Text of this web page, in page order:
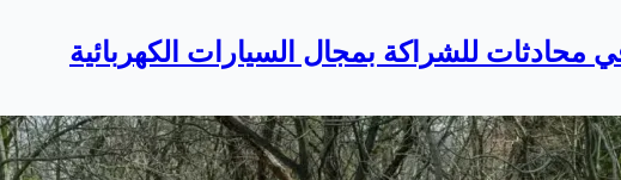
للشراكة بمجال السيارات الكهربائية